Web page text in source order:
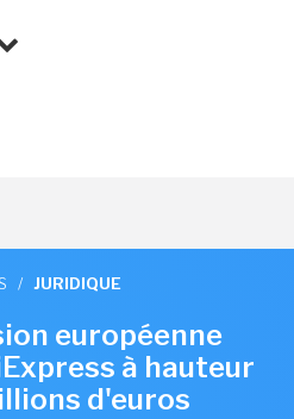
/ JURIDIQUE
européenne
à hauteur
d'euros